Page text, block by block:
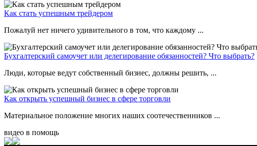
Как стать успешным трейдером
Пожалуй нет ничего удивительного в том, что каждому ...
Бухгалтерский самоучет или делегирование обязанностей? Что выбрать?
Люди, которые ведут собственный бизнес, должны решить, ...
Как открыть успешный бизнес в сфере торговли
Материальное положение многих наших соотечественников ...
видео в помощь